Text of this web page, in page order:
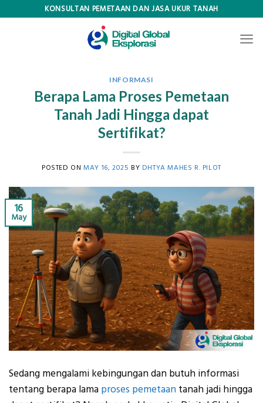
KONSULTAN PEMETAAN DAN JASA UKUR TANAH
INFORMASI
Berapa Lama Proses Pemetaan
Tanah Jadi Hingga dapat
Sertifikat?
POSTED ONMAY 16, 2025 BY DHTYA MAHES R. PILOT
16
May
Sedang mengalami kebingungan dan butuh informasi
tentang berapa lama proses pemetaan tanah jadi hingga